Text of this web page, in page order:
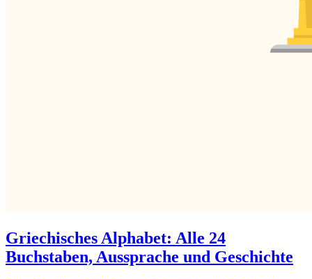
Griechisches Alphabet: Alle 24
Buchstaben, Aussprache und Geschichte